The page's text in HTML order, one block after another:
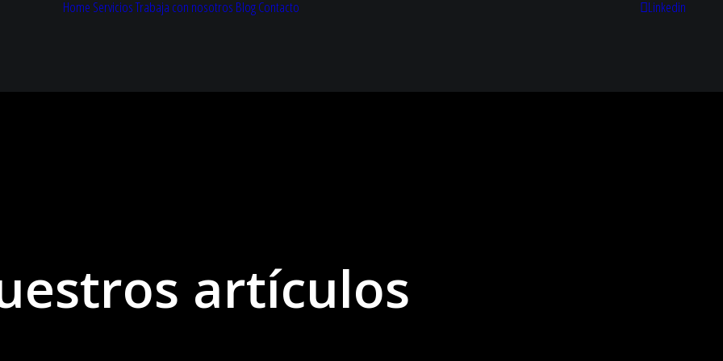
Home ServiciosTrabaja con nosotros BlogContacto Linkedin
artículos